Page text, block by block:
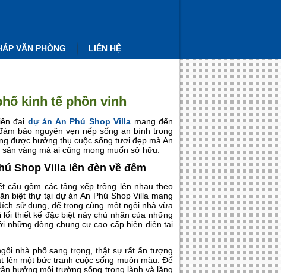
VĂN PHÒNG LIÊN HỆ
kinh tế phồn vinh
đại dự án An Phú Shop Villa mang đến
bảo nguyên vẹn nếp sống an bình trong
được hưởng thụ cuộc sống tươi đẹp mà An
vàng mà ai cũng mong muốn sở hữu.
Shop Villa lên đèn về đêm
cấu gồm các tầng xếp trồng lên nhau theo
biệt thự tại dự án An Phú Shop Villa mang
sử dụng, để trong cùng một ngôi nhà vừa
thiết kế đặc biệt này chủ nhân của những
những dòng chung cư cao cấp hiện diện tại
nhà phố sang trọng, thật sự rất ấn tượng
lên một bức tranh cuộc sống muôn màu. Để
hưởng môi trường sống trong lành và lặng